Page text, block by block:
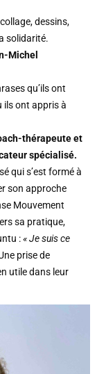
dessins,
solidarité.
Michel
qu’ils ont
ils ont appris à
thérapeute et
spécialisé.
qui s’est formé à
son approche
Mouvement
sa pratique,
:« Je suis ce
prise de
utile dans leur